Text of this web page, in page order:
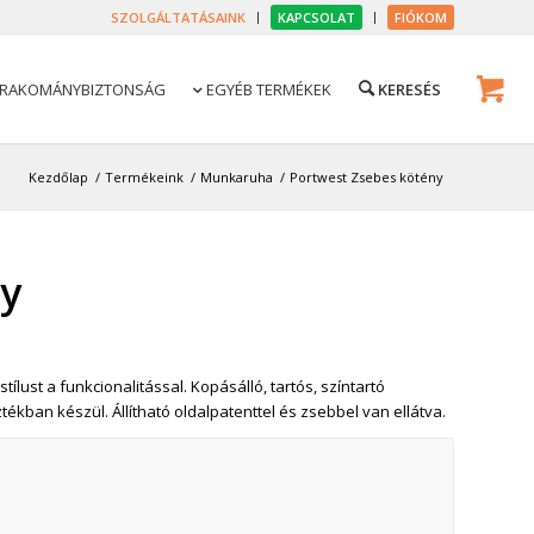
SZOLGÁLTATÁSAINK KAPCSOLAT FIÓKOM
RAKOMÁNYBIZTONSÁG  EGYÉB TERMÉKEK
Kezdőlap / Termékeink / Munkaruha / Portwest Zsebes kötény
a funkcionalitással. Kopásálló, tartós, színtartó
készül. Állítható oldalpatenttel és zsebbel van ellátva.